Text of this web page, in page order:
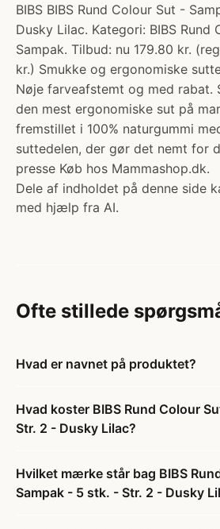
BIBS BIBS Rund Colour Sut -
Dusky Lilac. Kategori: BIBS Rund
Sampak. Tilbud: nu 179.80 kr.
kr.) Smukke og ergonomiske
Nøje farveafstemt og med rabat.
den mest ergonomiske sut på
fremstillet i 100% naturgummi
suttedelen, der gør det nemt for
presse Køb hos Mammashop.dk.
Dele af indholdet på denne side
med hjælp fra AI.
Ofte stillede
Hvad er navnet på produktet?
Hvad koster BIBS Rund Colour
Str. 2 - Dusky Lilac?
Hvilket mærke står bag BIBS
Sampak - 5 stk. - Str. 2 - Dusky